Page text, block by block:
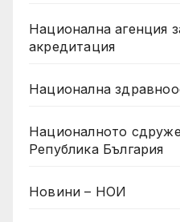
Национална агенция
акредитация
Национална
Националното
Република България
Новини – НОИ